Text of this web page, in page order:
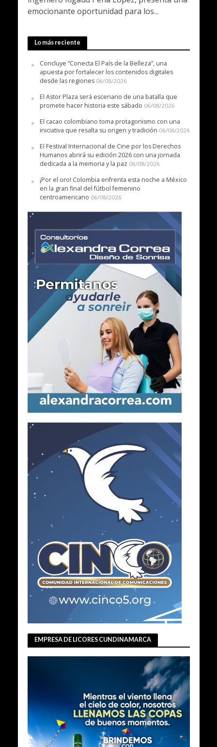
emocionante oportunidad para los...
Lo más reciente
Concluye “Conecta El País de la Belleza”, una
apuesta por fortalecer los contenidos digitales
desde las regiones 06/08/2026
El Astor Plaza será escenario de una batalla que
promete hacer historia este sábado 06/08/2026
El cacao colombiano toma protagonismo con una
iniciativa que resalta su origen y tradición 06/08/2026
El Festival Internacional de Cine por los Derechos
Humanos abrirá su edición 2026 con una jornada
dedicada a la memoria y la paz 06/08/2026
¡Por el oro! Colombia enfrenta esta noche a México
en la gran final del fútbol femenino
centroamericano 06/08/2026
EMPRESA DE LICORES CUNDINAMARCA